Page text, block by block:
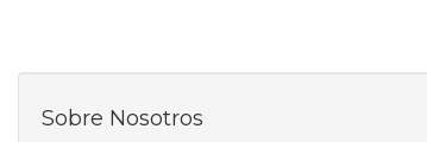
Sobre Nosotros